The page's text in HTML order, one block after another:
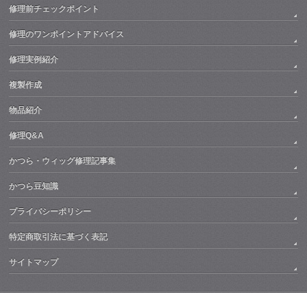
修理前チェックポイント
修理のワンポイントアドバイス
修理実例紹介
複製作成
物品紹介
修理Q&A
かつら・ウィッグ修理記事集
かつら豆知識
プライバシーポリシー
特定商取引法に基づく表記
サイトマップ